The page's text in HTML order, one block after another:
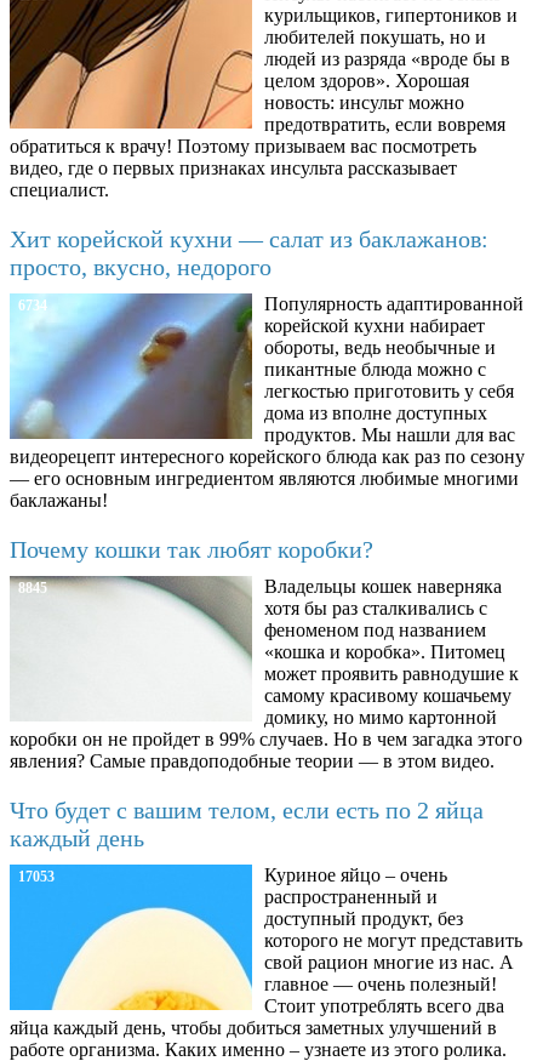
курильщиков, гипертоников и
любителей покушать, но и
людей из разряда «вроде бы в
целом здоров». Хорошая
новость: инсульт можно
предотвратить, если вовремя
обратиться к врачу! Поэтому призываем вас посмотреть
видео, где о первых признаках инсульта рассказывает
специалист.
Хит корейской кухни — салат из баклажанов:
просто, вкусно, недорого
6734
Популярность адаптированной
корейской кухни набирает
обороты, ведь необычные и
пикантные блюда можно с
легкостью приготовить у себя
дома из вполне доступных
продуктов. Мы нашли для вас
видеорецепт интересного корейского блюда как раз по сезону
— его основным ингредиентом являются любимые многими
баклажаны!
Почему кошки так любят коробки?
8845
Владельцы кошек наверняка
хотя бы раз сталкивались с
феноменом под названием
«кошка и коробка». Питомец
может проявить равнодушие к
самому красивому кошачьему
домику, но мимо картонной
коробки он не пройдет в 99% случаев. Но в чем загадка этого
явления? Самые правдоподобные теории — в этом видео.
Что будет с вашим телом, если есть по 2 яйца
каждый день
17053
Куриное яйцо – очень
распространенный и
доступный продукт, без
которого не могут представить
свой рацион многие из нас. А
главное — очень полезный!
Стоит употреблять всего два
яйца каждый день, чтобы добиться заметных улучшений в
работе организма. Каких именно – узнаете из этого ролика.